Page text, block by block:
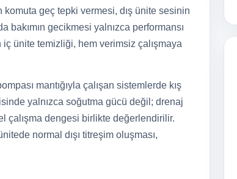
komuta geç tepki vermesi, dış ünite sesinin
gecikmesi yalnızca performansı
ünite temizliği, hem verimsiz çalışmaya
mantığıyla çalışan sistemlerde kış
yalnızca soğutma gücü değil; drenaj
çalışma dengesi birlikte değerlendirilir.
normal dışı titreşim oluşması,